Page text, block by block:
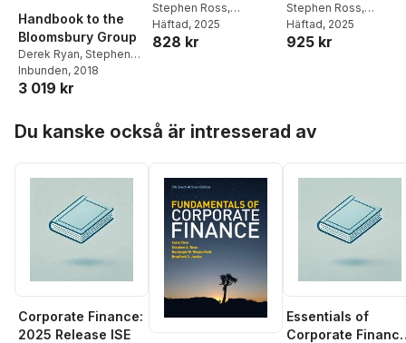
Handbook to the
Bloomsbury Group
Derek Ryan, Stephen
Ross
Inbunden, 2018
3 019 kr
2025 Release ISE
Stephen Ross,
Randolph Westerfield
Bradford Jordan
Häftad, 2025
828 kr
Stephen Ross,
Randolph Westerfield
Jeffrey Jaffe
Häftad, 2025
925 kr
Du kanske också är intresserad av
Corporate Finance:
2025 Release ISE
Essentials of
Corporate